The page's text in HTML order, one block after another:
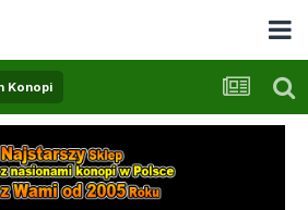
Konopi